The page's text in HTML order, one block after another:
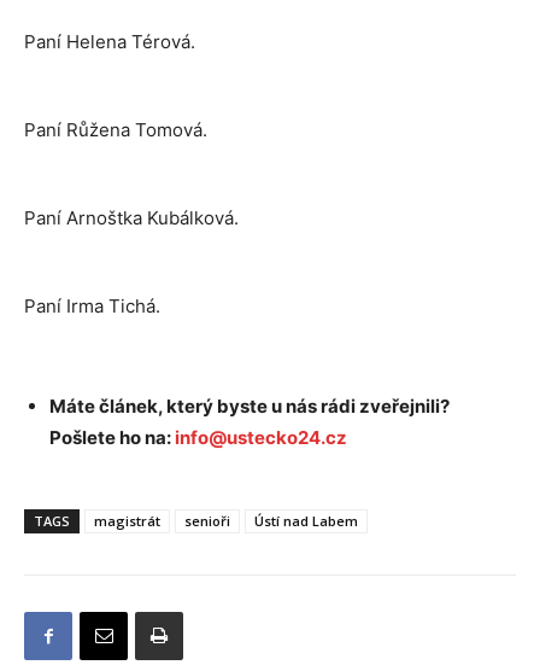
Paní Helena Térová.
Paní Růžena Tomová.
Paní Arnoštka Kubálková.
Paní Irma Tichá.
Máte článek, který byste u nás rádi zveřejnili?
Pošlete ho na: info@ustecko24.cz
TAGS magistrát senioři Ústí nad Labem